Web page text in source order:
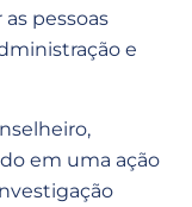
pessoas
e
em uma ação